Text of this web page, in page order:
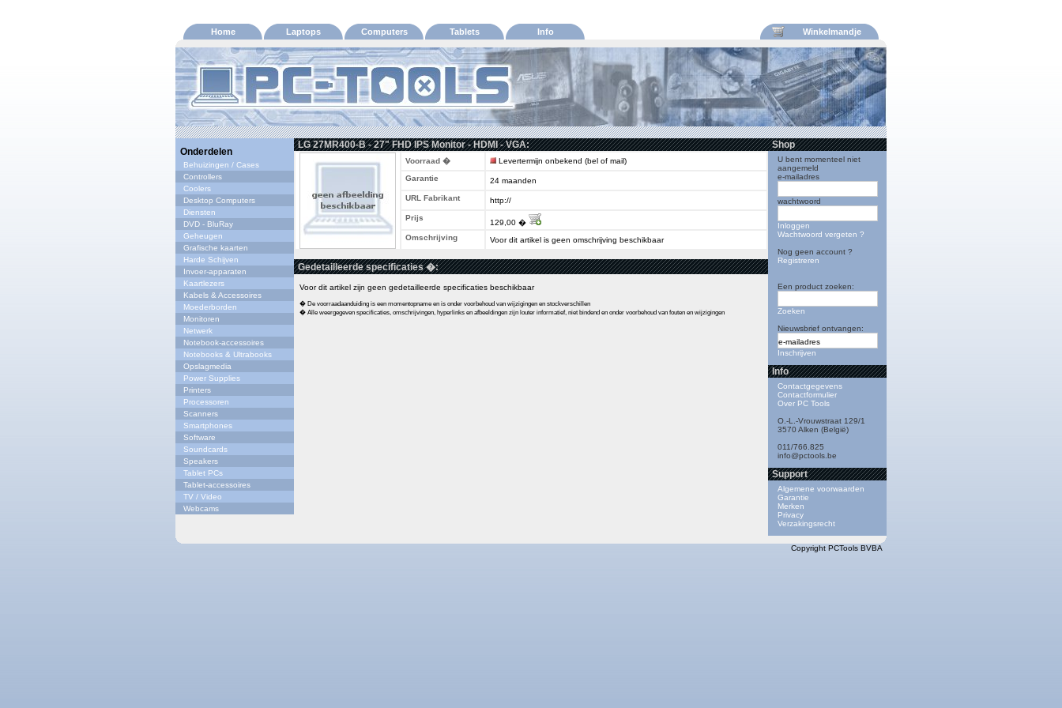
Home Laptops Computers Tablets Info Winkelmandje
Onderdelen
Behuizingen / Cases
Controllers
Coolers
Desktop Computers
Diensten
DVD - BluRay
Geheugen
Grafische kaarten
Harde Schijven
Invoer-apparaten
Kaartlezers
Kabels & Accessoires
Moederborden
Monitoren
Netwerk
Notebook-accessoires
Notebooks & Ultrabooks
Opslagmedia
Power Supplies
Printers
Processoren
Scanners
Smartphones
Software
Soundcards
Speakers
Tablet PCs
Tablet-accessoires
TV / Video
Webcams
LG 27MR400-B - 27" FHD IPS Monitor - HDMI - VGA:
Voorraad �
Levertermijn onbekend (bel of mail)
Garantie
24 maanden
URL Fabrikant
http://
Prijs
129,00 �
Omschrijving
Voor dit artikel is geen omschrijving beschikbaar
Gedetailleerde specificaties �:
Voor dit artikel zijn geen gedetailleerde specificaties beschikbaar
� De voorraadaanduiding is een momentopname en is onder voorbehoud van wijzigingen en stockverschillen
� Alle weergegeven specificaties, omschrijvingen, hyperlinks en afbeeldingen zijn louter informatief, niet bindend en onder voorbehoud van fouten en wijzigingen
Shop
U bent momenteel niet
aangemeld
e-mailadres
wachtwoord
Inloggen
Wachtwoord vergeten ?
Nog geen account ?
Registreren
Een product zoeken:
Zoeken
Nieuwsbrief ontvangen:
Inschrijven
Info
Contactgegevens
Contactformulier
Over PC Tools
O.-L.-Vrouwstraat 129/1
3570 Alken (België)
011/766.825
info@pctools.be
Support
Algemene voorwaarden
Garantie
Merken
Privacy
Verzakingsrecht
Copyright PCTools BVBA